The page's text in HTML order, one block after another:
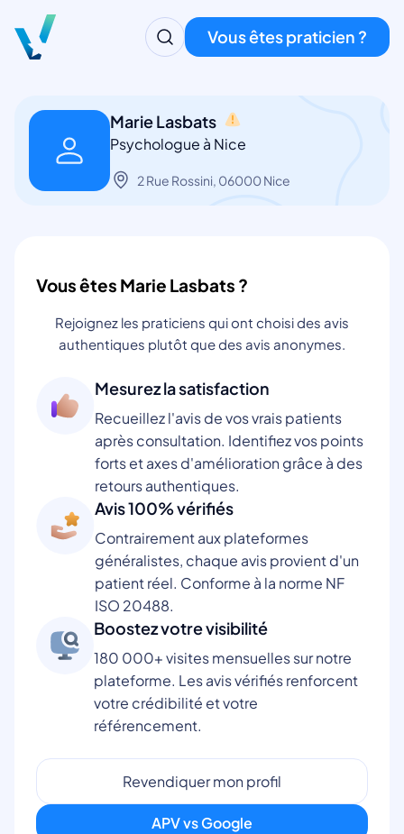
Vous êtes praticien ?
Marie Lasbats
Psychologue à Nice
2 Rue Rossini, 06000 Nice
Vous êtes Marie Lasbats ?
Rejoignez les praticiens qui ont choisi des avis
authentiques plutôt que des avis anonymes.
Mesurez la satisfaction
Recueillez l'avis de vos vrais patients
après consultation. Identifiez vos points
forts et axes d'amélioration grâce à des
retours authentiques.
Avis 100% vérifiés
Contrairement aux plateformes
généralistes, chaque avis provient d'un
patient réel. Conforme à la norme NF
ISO 20488.
Boostez votre visibilité
180 000+ visites mensuelles sur notre
plateforme. Les avis vérifiés renforcent
votre crédibilité et votre
référencement.
Revendiquer mon profil
APV vs Google